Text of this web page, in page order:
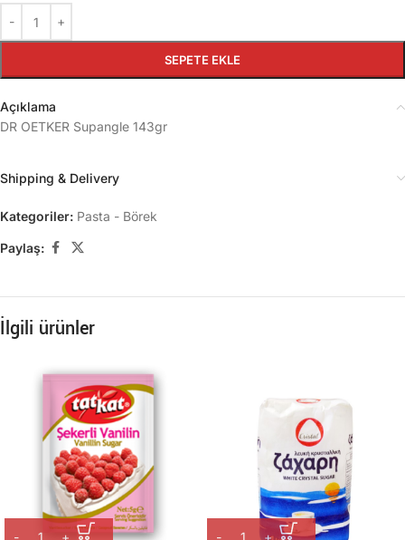
SEPETE EKLE
Açıklama
DR OETKER Supangle 143gr
Shipping & Delivery
Kategoriler: Pasta - Börek
Paylaş:
İlgili ürünler